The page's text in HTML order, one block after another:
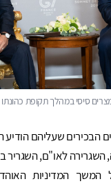
הבכירים שעליהם
השגרירה לאו"ם,
המשך המדיניות